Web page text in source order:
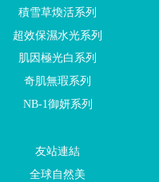
積雪草煥活系列
超效保濕水光系列
肌因極光白系列
奇肌無瑕系列
NB-1御妍系列
友站連結
全球自然美